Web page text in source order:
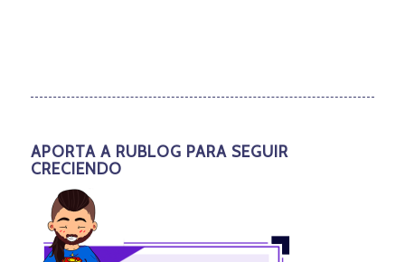
APORTA A RUBLOG PARA SEGUIR
CRECIENDO